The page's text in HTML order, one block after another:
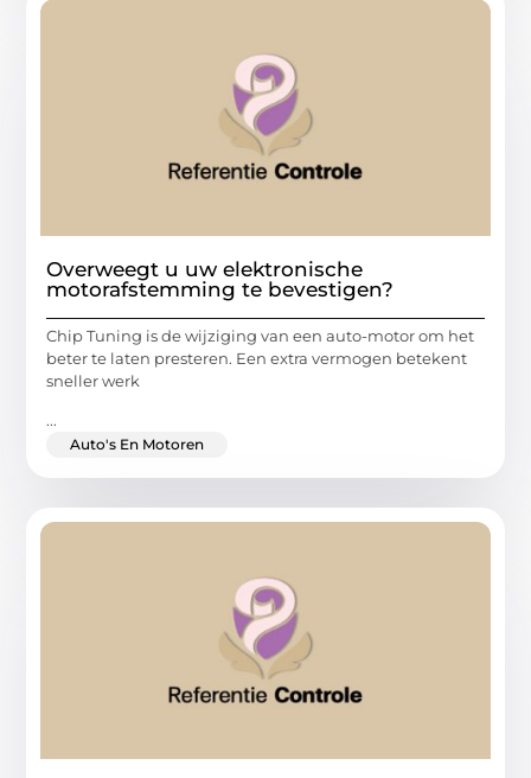
Overweegt u uw elektronische
motorafstemming te bevestigen?
Chip Tuning is de wijziging van een auto-motor om het
beter te laten presteren. Een extra vermogen betekent
sneller werk
...
Auto's En Motoren